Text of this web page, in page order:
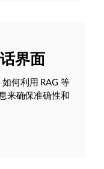
界面
何利用 RAG 等
来确保准确性和